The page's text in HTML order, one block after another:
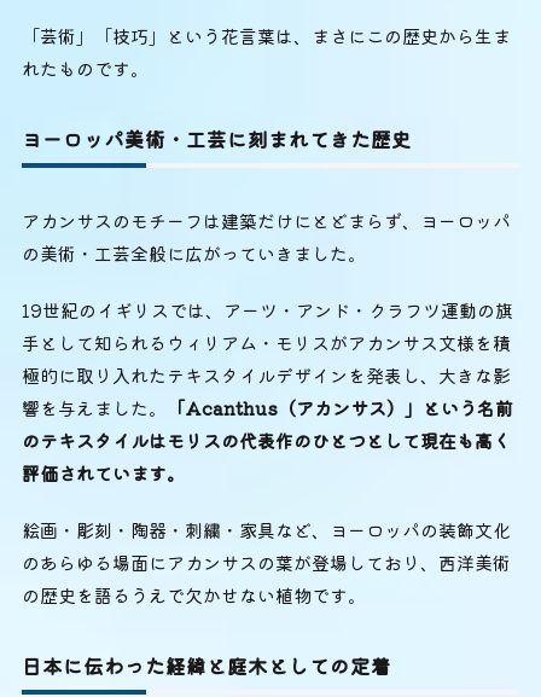
「芸術」「技巧」という花言葉は、まさにこの歴史から生ま
れたものです。
ヨーロッパ美術・工芸に刻まれてきた歴史
アカンサスのモチーフは建築だけにとどまらず、ヨーロッパ
の美術・工芸全般に広がっていきました。
19世紀のイギリスでは、アーツ・アンド・クラフツ運動の旗
手として知られるウィリアム・モリスがアカンサス文様を積
極的に取り入れたテキスタイルデザインを発表し、大きな影
響を与えました。
「Acanthus（アカンサス）」という名前
のテキスタイルはモリスの代表作のひとつとして現在も高く
評価されています。
絵画・彫刻・陶器・刺繍・家具など、ヨーロッパの装飾文化
のあらゆる場面にアカンサスの葉が登場しており、西洋美術
の歴史を語るうえで欠かせない植物です。
日本に伝わった経緯と庭木としての定着